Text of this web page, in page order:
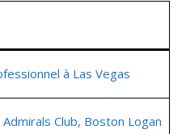
à Las Vegas
Club, Boston Logan